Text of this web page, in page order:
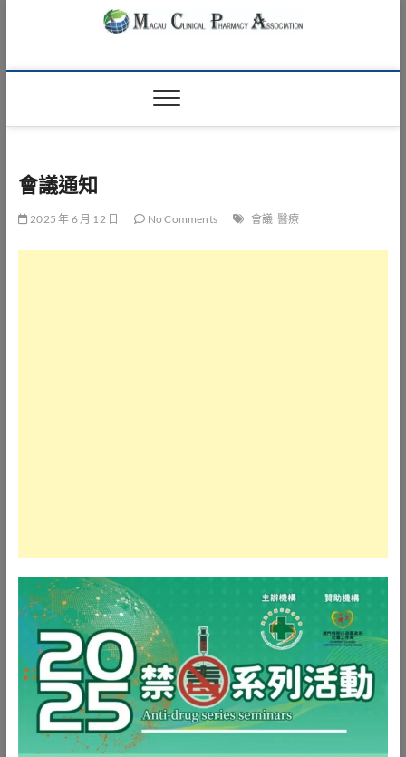
Macau Clinical
Pharmacy
Association
會議通知
2025 年 6 月 12 日 No Comments 會議 醫療